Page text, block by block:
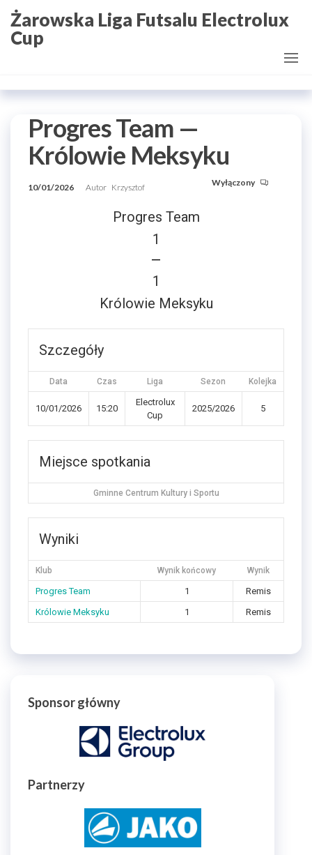
Przejdź
do
treści
Żarowska Liga Futsalu Electrolux
Cup
Progres Team —
Królowie Meksyku
10/01/2026 Autor Krzysztof Wyłączony
Progres Team
1
—
1
Królowie Meksyku
Szczegóły
Data Czas Liga Sezon Kolejka
10/01/2026 15:20
Electrolux
Cup
2025/2026 5
Miejsce spotkania
Gminne Centrum Kultury i Sportu
Wyniki
Klub Wynik końcowy Wynik
Progres Team 1
Remis
Królowie Meksyku
1 Remis
Sponsor główny
Partnerzy